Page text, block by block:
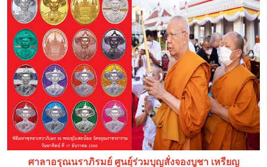
ศาลาอรุณนราภิรมย์ ศูนยฺ์ร่วมบุญสั่งจองบูชา เหรียญ